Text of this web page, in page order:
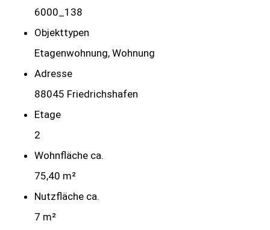
6000_138
Objekttypen
Etagenwohnung, Wohnung
Adresse
88045 Friedrichshafen
Etage
2
Wohnfläche ca.
75,40 m²
Nutzfläche ca.
7 m²